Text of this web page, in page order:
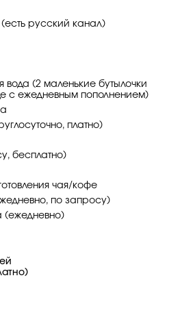
(есть русский канал)
вода (2 маленькие бутылочки
с ежедневным пополнением)
платно)
бесплатно)
чая/кофе
по запросу)
(ежедневно)